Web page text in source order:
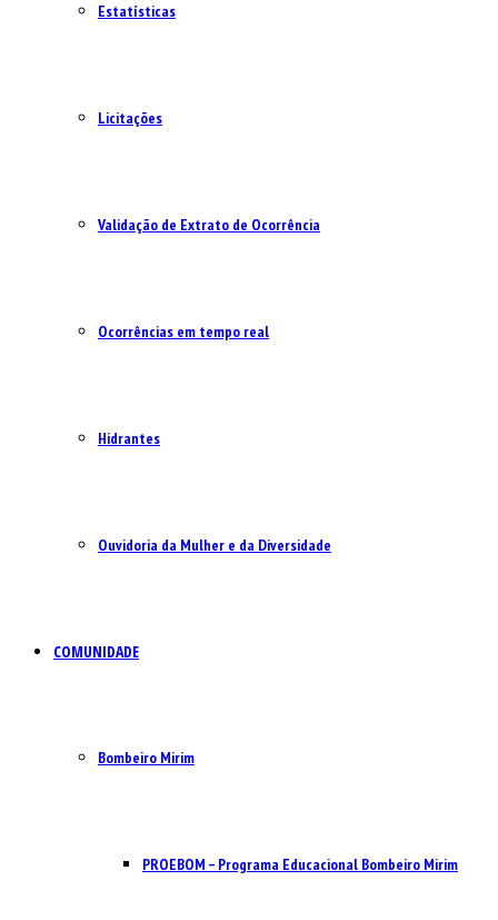
Estatísticas
Licitações
Validação de Extrato de Ocorrência
Ocorrências em tempo real
Hidrantes
Ouvidoria da Mulher e da Diversidade
COMUNIDADE
Bombeiro Mirim
PROEBOM – Programa Educacional Bombeiro Mirim